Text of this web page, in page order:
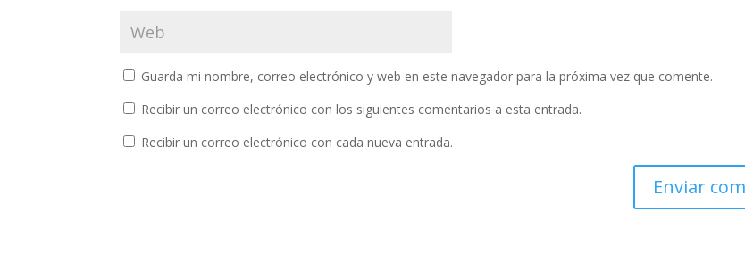
Guarda mi nombre, correo electrónico y web en este navegador para la próxima vez que comente.
Recibir un correo electrónico con los siguientes comentarios a esta entrada.
Recibir un correo electrónico con cada nueva entrada.